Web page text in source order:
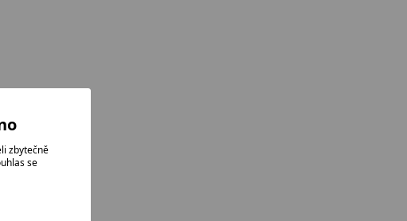
zbytečně
se